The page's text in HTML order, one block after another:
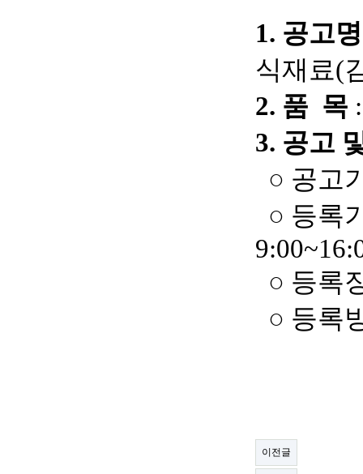
1. 공고명
식재료(
2. 품 목
3. 공고
○ 공고
○ 등록
○ 등록
○ 등록
이전글